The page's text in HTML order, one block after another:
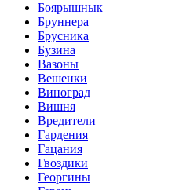
Боярышнык
Бруннера
Брусника
Бузина
Вазоны
Вешенки
Виноград
Вишня
Вредители
Гардения
Гацания
Гвоздики
Георгины